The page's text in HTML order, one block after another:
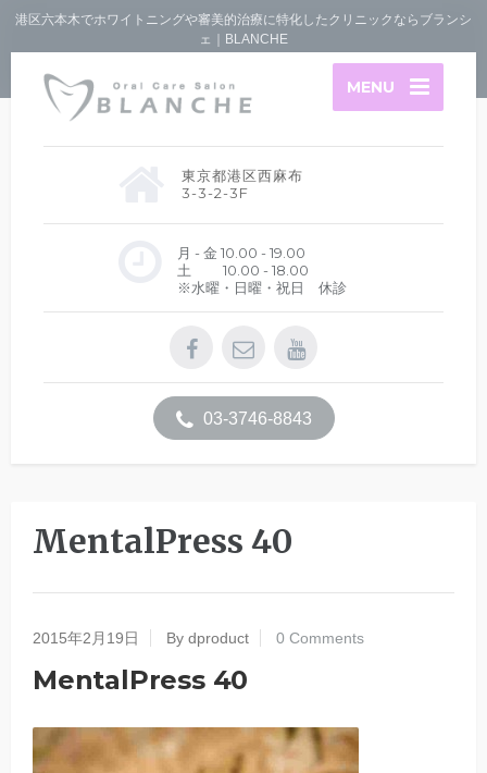
港区六本木でホワイトニングや審美的治療に特化したクリニックならブランシ
ェ｜BLANCHE
MENU
東京都港区西麻布
3-3-2-3F
月 - 金 10.00 - 19.00
土 10.00 - 18.00
※水曜・日曜・祝日 休診
03-3746-8843
MentalPress 40
2015年2月19日 By dproduct 0 Comments
MentalPress 40